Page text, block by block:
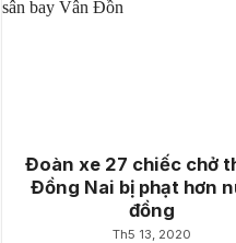
Đoàn xe 27 chiếc chở
Đồng Nai bị phạt hơn
đồng
Th5 13, 2020